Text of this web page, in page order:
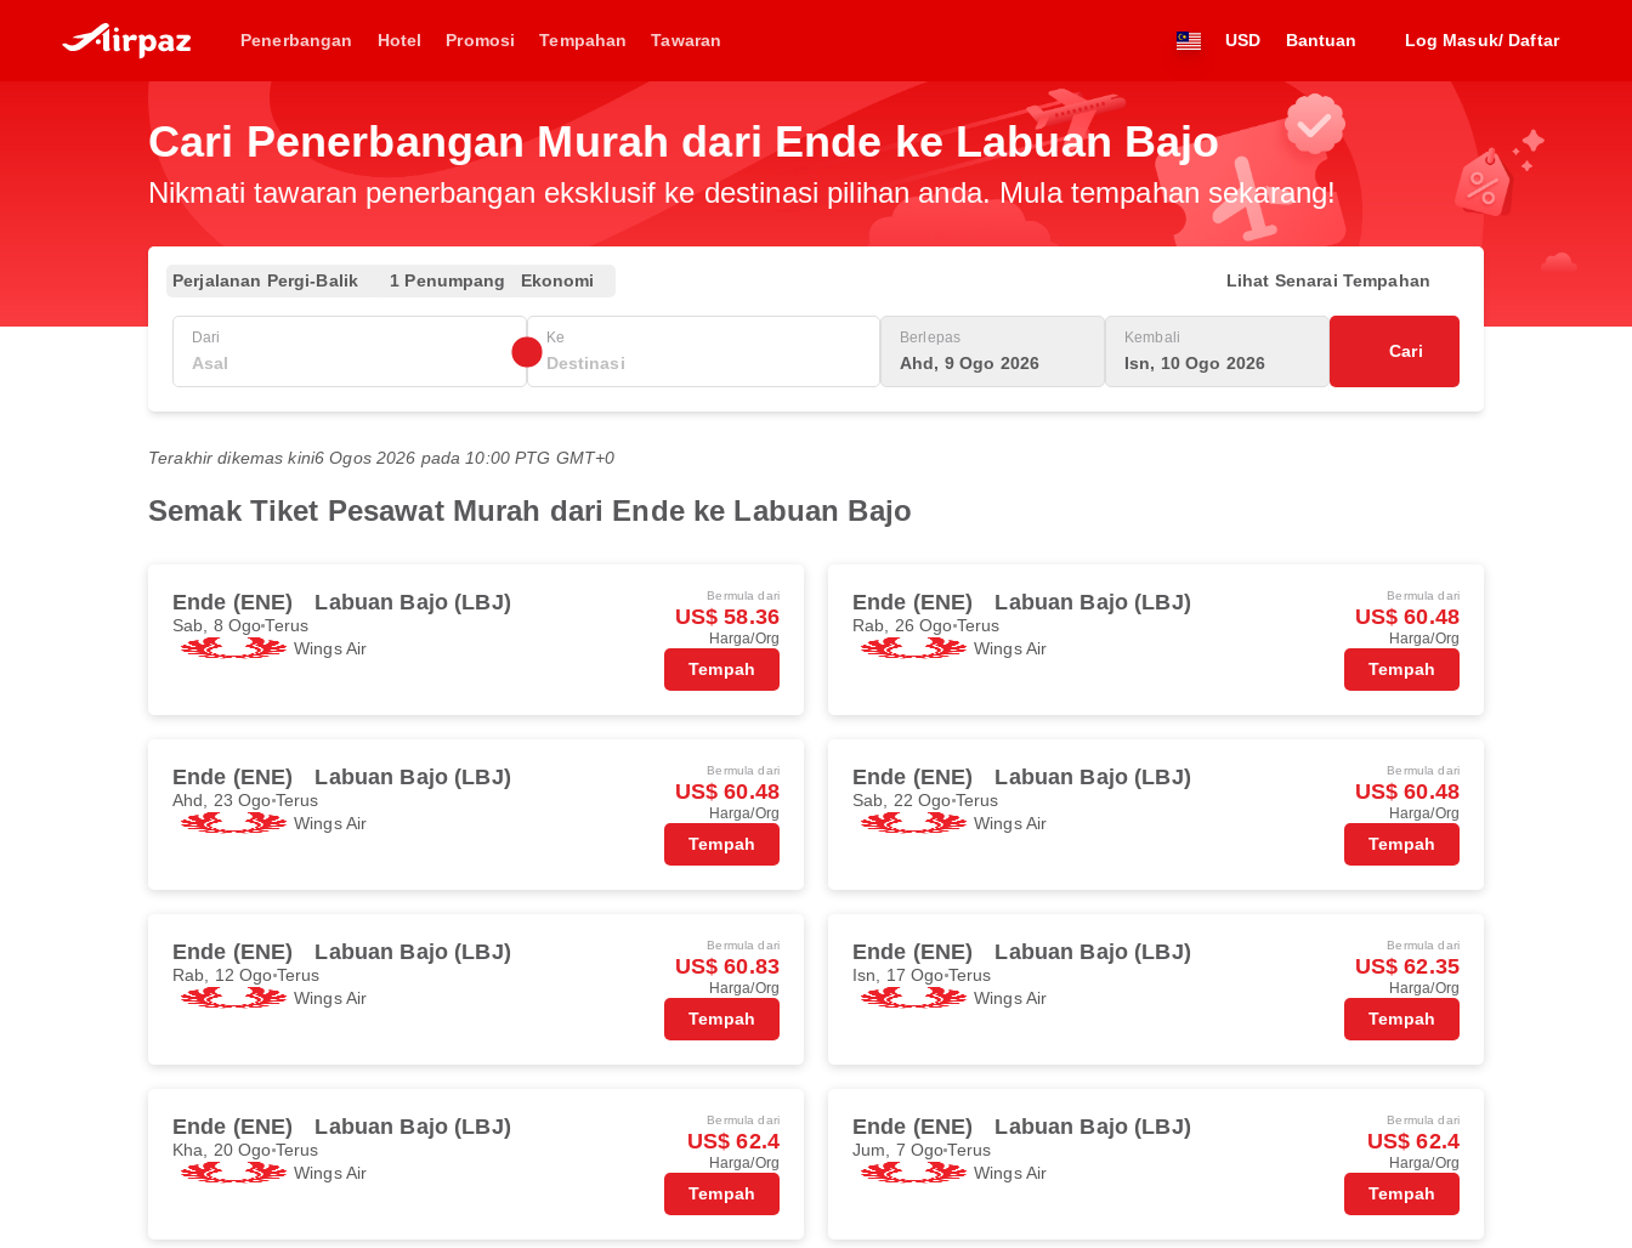
Penerbangan Hotel Promosi Tempahan Tawaran USD Bantuan Log Masuk/ Daftar
Cari Penerbangan Murah dari Ende ke Labuan Bajo
Nikmati tawaran penerbangan eksklusif ke destinasi pilihan anda. Mula tempahan sekarang!
Perjalanan Pergi-Balik 1 Penumpang Ekonomi Lihat Senarai Tempahan
Dari Ke Berlepas
Ahd, 9 Ogo 2026
Kembali
Isn, 10 Ogo 2026
Cari
Terakhir dikemas kini6 Ogos 2026 pada 10:00 PTG GMT+0
Semak Tiket Pesawat Murah dari Ende ke Labuan Bajo
Ende (ENE) Labuan Bajo (LBJ)
Sab, 8 OgoTerus
Wings Air
Bermula dari
US$ 58.36
Harga/Org
Tempah
Ende (ENE) Labuan Bajo (LBJ)
Rab, 26 Ogo Terus
Wings Air
Bermula dari
US$ 60.48
Harga/Org
Tempah
Ende (ENE) Labuan Bajo (LBJ)
Ahd, 23 Ogo Terus
Wings Air
Bermula dari
US$ 60.48
Harga/Org
Tempah
Ende (ENE) Labuan Bajo (LBJ)
Sab, 22 Ogo Terus
Wings Air
Bermula dari
US$ 60.48
Harga/Org
Tempah
Ende (ENE) Labuan Bajo (LBJ)
Rab, 12 Ogo Terus
Wings Air
Bermula dari
US$ 60.83
Harga/Org
Tempah
Ende (ENE) Labuan Bajo (LBJ)
Isn, 17 Ogo Terus
Wings Air
Bermula dari
US$ 62.35
Harga/Org
Tempah
Ende (ENE) Labuan Bajo (LBJ)
Kha, 20 Ogo Terus
Wings Air
Bermula dari
US$ 62.4
Harga/Org
Tempah
Ende (ENE) Labuan Bajo (LBJ)
Jum, 7 OgoTerus
Wings Air
Bermula dari
US$ 62.4
Harga/Org
Tempah